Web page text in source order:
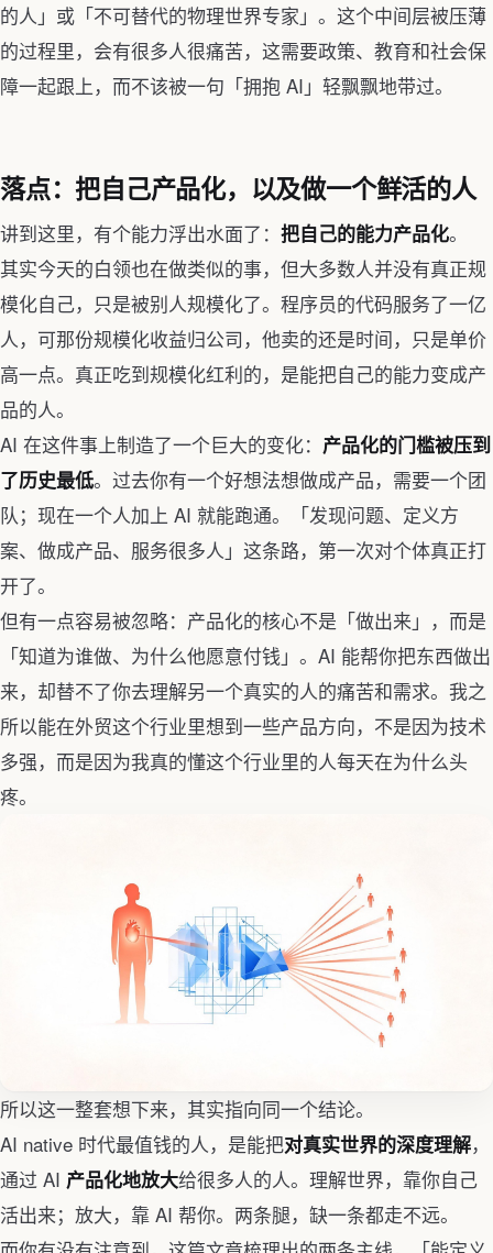
的人」或「不可替代的物理世界专家」。这个中间层被压薄
的过程里，会有很多人很痛苦，这需要政策、教育和社会保
障一起跟上，而不该被一句「拥抱 AI」轻飘飘地带过。
落点：把自己产品化，以及做一个鲜活的人
讲到这里，有个能力浮出水面了： 把自己的能力产品化。
其实今天的白领也在做类似的事，但大多数人并没有真正规
模化自己，只是被别人规模化了。程序员的代码服务了一亿
人，可那份规模化收益归公司，他卖的还是时间，只是单价
高一点。真正吃到规模化红利的，是能把自己的能力变成产
品的人。
AI 在这件事上制造了一个巨大的变化： 产品化的门槛被压到
了历史最低。过去你有一个好想法想做成产品，需要一个团
队；现在一个人加上 AI 就能跑通。「发现问题、定义方
案、做成产品、服务很多人」这条路，第一次对个体真正打
开了。
但有一点容易被忽略：产品化的核心不是「做出来」，而是
「知道为谁做、为什么他愿意付钱」。AI 能帮你把东西做出
来，却替不了你去理解另一个真实的人的痛苦和需求。我之
所以能在外贸这个行业里想到一些产品方向，不是因为技术
多强，而是因为我真的懂这个行业里的人每天在为什么头
疼。
所以这一整套想下来，其实指向同一个结论。
AI native 时代最值钱的人，是能把对真实世界的深度理解，
通过 AI 产品化地放大给很多人的人。理解世界，靠你自己
活出来；放大，靠 AI 帮你。两条腿，缺一条都走不远。